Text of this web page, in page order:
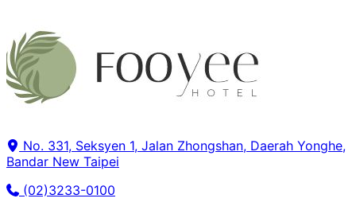
No. 331, Seksyen 1, Jalan Zhongshan, Daerah Yonghe,
Bandar New Taipei
(02)3233-0100